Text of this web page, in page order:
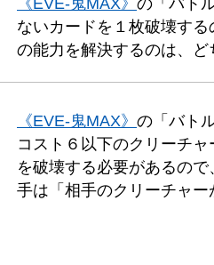
《EVE-鬼MAX》 の「バト
ないカードを１枚破壊す
の能力を解決するのは、ど
《EVE-鬼MAX》 の「バト
コスト６以下のクリーチ
を破壊する必要があるの
手は「相手のクリーチャー